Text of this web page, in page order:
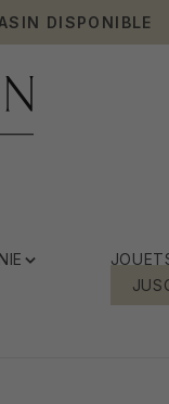
DISPONIBLE